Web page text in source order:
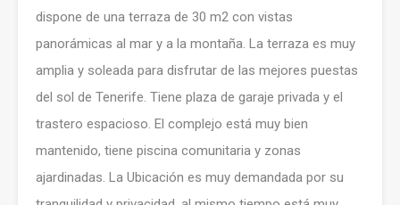
dispone de una terraza de 30 m2 con vistas
panorámicas al mar y a la montaña. La terraza es muy
amplia y soleada para disfrutar de las mejores puestas
del sol de Tenerife. Tiene plaza de garaje privada y el
trastero espacioso. El complejo está muy bien
mantenido, tiene piscina comunitaria y zonas
ajardinadas. La Ubicación es muy demandada por su